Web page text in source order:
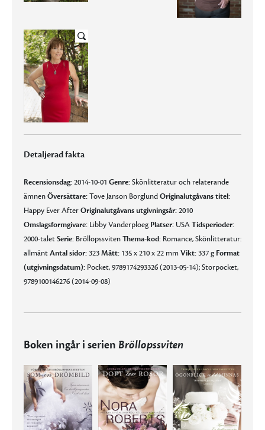
Detaljerad fakta
Recensionsdag:2014-10-01 Genre:Skönlitteratur och relaterande
ämnenÖversättare:Tove Janson BorglundOriginalutgåvans titel:
Happy Ever AfterOriginalutgåvans utgivningsår:2010
Omslagsformgivare: Libby Vanderploeg Platser: USATidsperioder:
2000-taletSerie: BröllopssvitenThema-kod: Romance, Skönlitteratur:
allmäntAntal sidor:323Mått: 135 x 210 x 22 mmVikt:337 g Format
(utgivningsdatum): Pocket, 9789174293326 (2013-05-14); Storpocket,
9789100146276 (2014-09-08)
Boken ingår i serien Bröllopssviten